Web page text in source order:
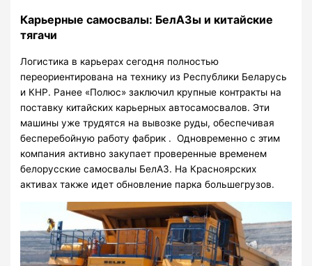
Карьерные самосвалы: БелАЗы и китайские
тягачи
Логистика в карьерах сегодня полностью
переориентирована на технику из Республики Беларусь
и КНР. Ранее «Полюс» заключил крупные контракты на
поставку китайских карьерных автосамосвалов. Эти
машины уже трудятся на вывозке руды, обеспечивая
бесперебойную работу фабрик . Одновременно с этим
компания активно закупает проверенные временем
белорусские самосвалы БелАЗ. На Красноярских
активах также идет обновление парка большегрузов.